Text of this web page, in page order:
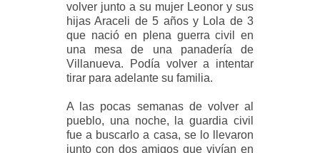
volver junto a su mujer Leonor y sus
hijas Araceli de 5 años y Lola de 3
que nació en plena guerra civil en
una mesa de una panadería de
Villanueva. Podía volver a intentar
tirar para adelante su familia.
A las pocas semanas de volver al
pueblo, una noche, la guardia civil
fue a buscarlo a casa, se lo llevaron
junto con dos amigos que vivían en